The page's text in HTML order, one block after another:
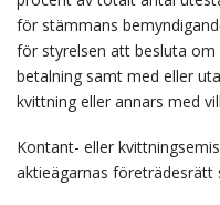
för stämmans
för styrelsen att besluta
betalning samt med eller
kvittning eller annars med
Kontant- eller
aktieägarnas företrädesrätt